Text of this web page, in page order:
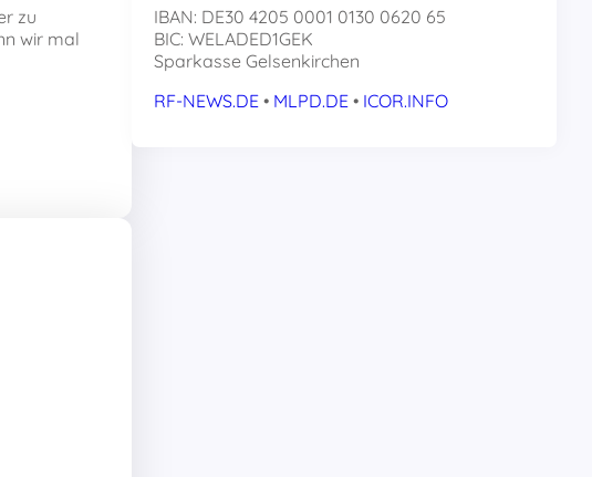
zu
wir mal
IBAN: DE30 4205 0001 0130 0620 65
BIC: WELADED1GEK
Sparkasse Gelsenkirchen
RF-NEWS.DE • MLPD.DE • ICOR.INFO